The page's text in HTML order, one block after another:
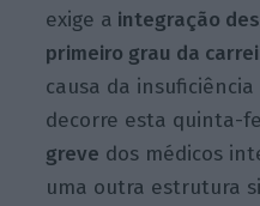
exige a integração
primeiro grau da
causa da
decorre esta quinta-
greve dos médicos
uma outra estrutura